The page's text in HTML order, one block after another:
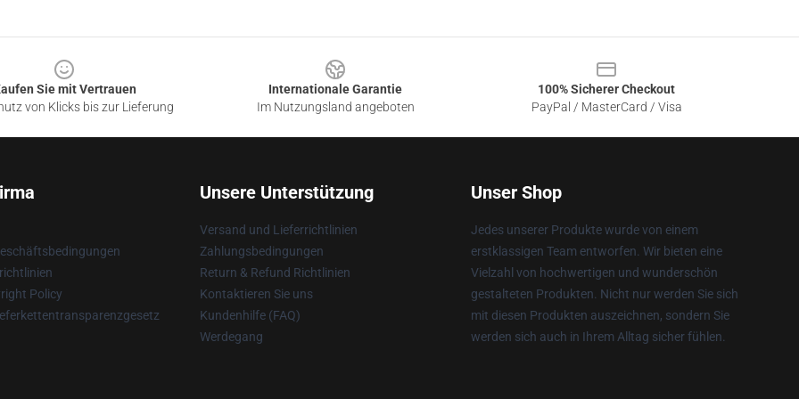
Sie mit Vertrauen
von Klicks bis zur Lieferung
Internationale Garantie
Im Nutzungsland angeboten
100% Sicherer Checkout
PayPal / MasterCard / Visa
Policy
Unsere Unterstützung
Versand und Lieferrichtlinien
Zahlungsbedingungen
Return & Refund Richtlinien
Kontaktieren Sie uns
Kundenhilfe (FAQ)
Werdegang
Unser Shop
Jedes unserer Produkte wurde von einem
erstklassigen Team entworfen. Wir bieten eine
Vielzahl von hochwertigen und wunderschön
gestalteten Produkten. Nicht nur werden Sie sich
mit diesen Produkten auszeichnen, sondern Sie
werden sich auch in Ihrem Alltag sicher fühlen.